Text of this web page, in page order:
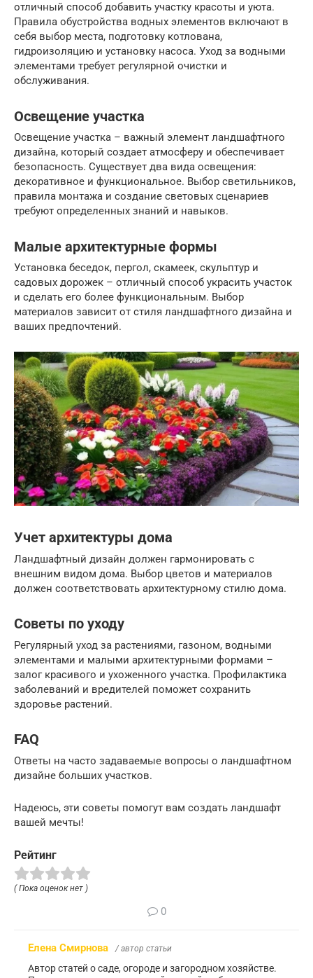
отличный способ добавить участку красоты и уюта.
Правила обустройства водных элементов включают в
себя выбор места, подготовку котлована,
гидроизоляцию и установку насоса. Уход за водными
элементами требует регулярной очистки и
обслуживания.
Освещение участка
Освещение участка – важный элемент ландшафтного
дизайна, который создает атмосферу и обеспечивает
безопасность. Существует два вида освещения:
декоративное и функциональное. Выбор светильников,
правила монтажа и создание световых сценариев
требуют определенных знаний и навыков.
Малые архитектурные формы
Установка беседок, пергол, скамеек, скульптур и
садовых дорожек – отличный способ украсить участок
и сделать его более функциональным. Выбор
материалов зависит от стиля ландшафтного дизайна и
ваших предпочтений.
Учет архитектуры дома
Ландшафтный дизайн должен гармонировать с
внешним видом дома. Выбор цветов и материалов
должен соответствовать архитектурному стилю дома.
Советы по уходу
Регулярный уход за растениями, газоном, водными
элементами и малыми архитектурными формами –
залог красивого и ухоженного участка. Профилактика
заболеваний и вредителей поможет сохранить
здоровье растений.
FAQ
Ответы на часто задаваемые вопросы о ландшафтном
дизайне больших участков.
Надеюсь, эти советы помогут вам создать ландшафт
вашей мечты!
Рейтинг
( Пока оценок нет )
0
Елена Смирнова / автор статьи
Автор статей о саде, огороде и загородном хозяйстве.